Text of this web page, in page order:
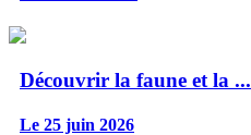
Découvrir la faune et la ...
Le 25 juin 2026